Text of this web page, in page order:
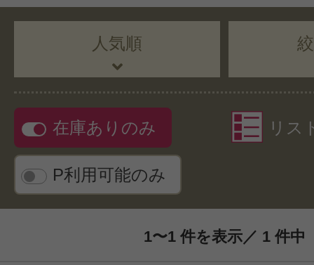
人気順
在庫ありのみ
P利用可能のみ
リス
1〜1 件を表示／ 1 件中